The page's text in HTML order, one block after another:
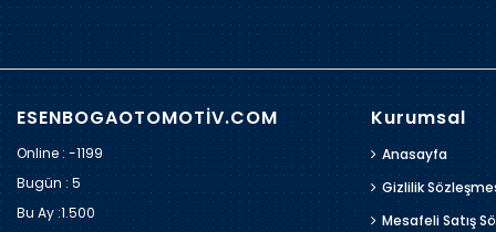
ESENBOGAOTOMOTİV.COM
Online : -1199
Bugün :5
Bu Ay :1.500
Kurumsal
Anasayfa
Gizlilik
Mesafeli Satış